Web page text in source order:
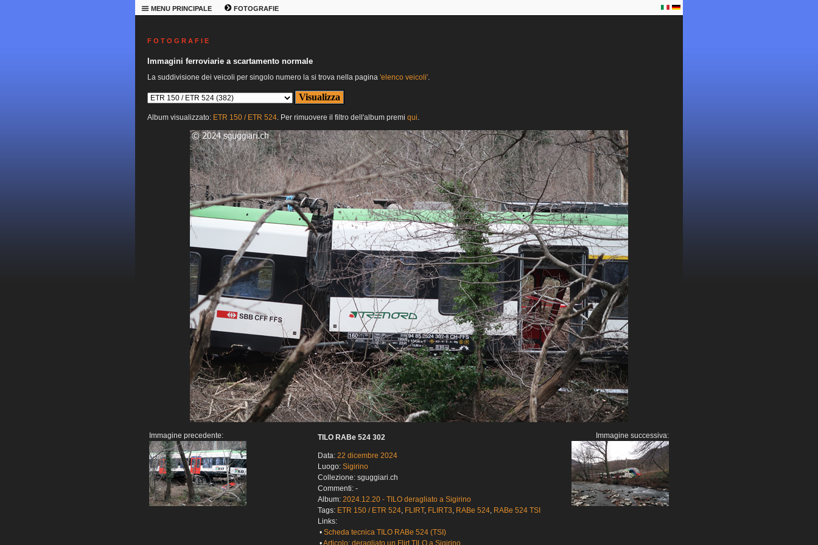
MENU PRINCIPALE FOTOGRAFIE
F O T O G R A F I E
Immagini ferroviarie a scartamento normale
La suddivisione dei veicoli per singolo numero la si trova nella pagina 'elenco veicoli'.
Album visualizzato: ETR 150 / ETR 524. Per rimuovere il filtro dell'album premi qui.
Immagine precedente: TILO RABe 524 302
Data: 22 dicembre 2024
Luogo: Sigirino
Collezione: sguggiari.ch
Commenti: -
Album: 2024.12.20 - TILO deragliato a Sigirino
Tags: ETR 150 / ETR 524, FLIRT, FLIRT3, RABe 524, RABe 524 TSI
Links:
• Scheda tecnica TILO RABe 524 (TSI)
Immagine successiva: